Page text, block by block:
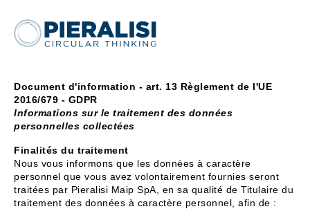
Document d'information - art. 13 Règlement de l'UE
2016/679 - GDPR
Informations sur le traitement des données
personnelles collectées
Finalités du traitement
Nous vous informons que les données à caractère
personnel que vous avez volontairement fournies seront
traitées par Pieralisi Maip SpA, en sa qualité de Titulaire du
traitement des données à caractère personnel, afin de :